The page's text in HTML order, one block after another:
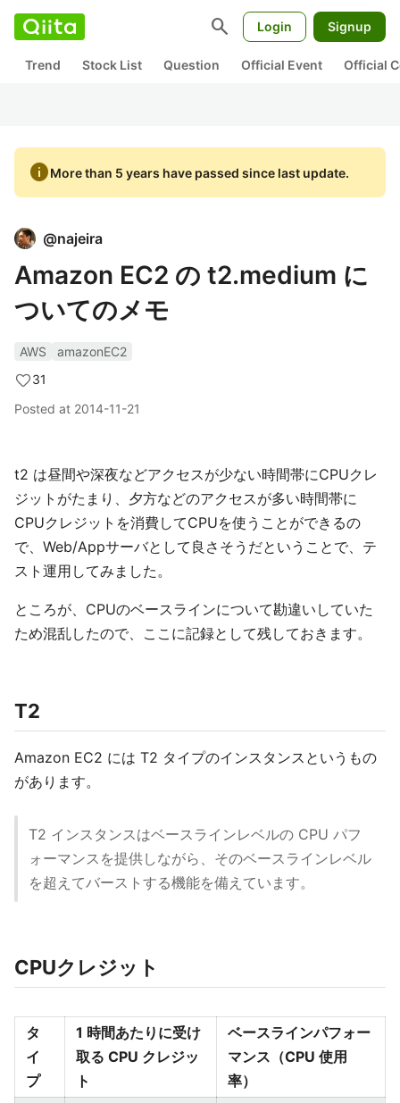
search Login Signup
Trend Stock List Question Official Event Official
infoMore than 5 years have passed since last update.
@najeira
Amazon EC2 の t2.medium に
ついてのメモ
AWS
amazonEC2
31
Posted at 2014-11-21
t2 は昼間や深夜などアクセスが少ない時間帯にCPUクレ
ジットがたまり、夕方などのアクセスが多い時間帯に
CPUクレジットを消費してCPUを使うことができるの
で、Web/Appサーバとして良さそうだということで、テ
スト運用してみました。
ところが、CPUのベースラインについて勘違いしていた
ため混乱したので、ここに記録として残しておきます。
T2
Amazon EC2 には T2 タイプのインスタンスというもの
があります。
T2 インスタンスはベースラインレベルの CPU パフ
ォーマンスを提供しながら、そのベースラインレベル
を超えてバーストする機能を備えています。
CPUクレジット
タ
イ
プ
1 時間あたりに受け
取る CPU クレジッ
ト
ベースラインパフォー
マンス（CPU 使用
率）